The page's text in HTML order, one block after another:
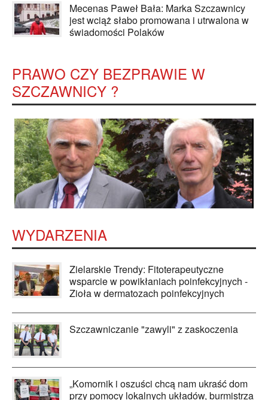
Mecenas Paweł Bała: Marka Szczawnicy
jest wciąż słabo promowana i utrwalona w
świadomości Polaków
PRAWO CZY BEZPRAWIE W
SZCZAWNICY ?
WYDARZENIA
Zielarskie Trendy: Fitoterapeutyczne
wsparcie w powikłaniach poinfekcyjnych -
Zioła w dermatozach poinfekcyjnych
Szczawniczanie "zawyli" z zaskoczenia
„Komornik i oszuści chcą nam ukraść dom
przy pomocy lokalnych układów, burmistrza